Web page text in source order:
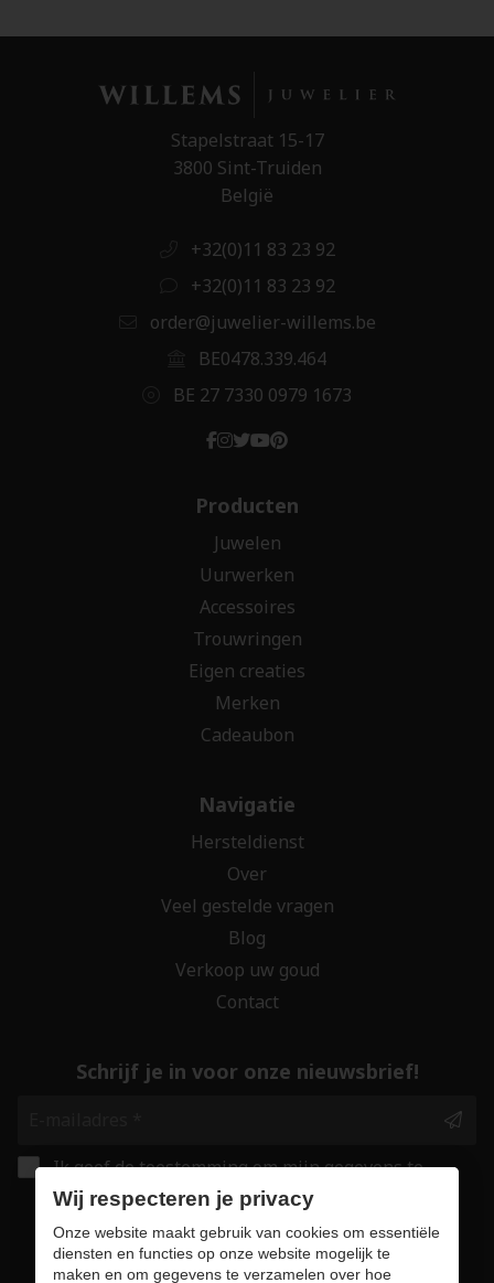
Stapelstraat 15-17
3800 Sint-Truiden
België
+32(0)11 83 23 92
+32(0)11 83 23 92
order@juwelier-willems.be
BE0478.339.464
BE 27 7330 0979 1673
Producten
Juwelen
Uurwerken
Accessoires
Trouwringen
Eigen creaties
Merken
Cadeaubon
Navigatie
Hersteldienst
Over
Veel gestelde vragen
Blog
Verkoop uw goud
Contact
Schrijf je in voor onze nieuwsbrief!
Ik geef de toestemming om mijn gegevens te
bewaren en verwerken zoals aangegeven in
onze
privacy statement. *
Wij respecteren je privacy
Onze website maakt gebruik van cookies om essentiële
diensten en functies op onze website mogelijk te
maken en om gegevens te verzamelen over hoe